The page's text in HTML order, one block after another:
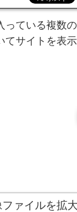
っている複数
てサイトを表
ァイルを拡